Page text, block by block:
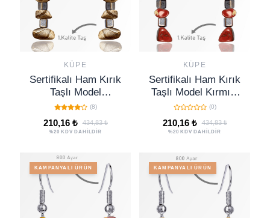
KÜPE
Sertifikalı Ham Kırık
Taşlı Model
Kahverengi Harita
Jasper Taşı Küpe
(8)
210,16 ₺ 434,83 ₺
%20 KDV DAHİLDİR
KÜPE
Sertifikalı Ham Kırık
Taşlı Model Kırmızı
Jasper Taşı Küpe
(0)
210,16 ₺ 434,83 ₺
%20 KDV DAHİLDİR
KAMPANYALI ÜRÜN KAMPANYALI ÜRÜN